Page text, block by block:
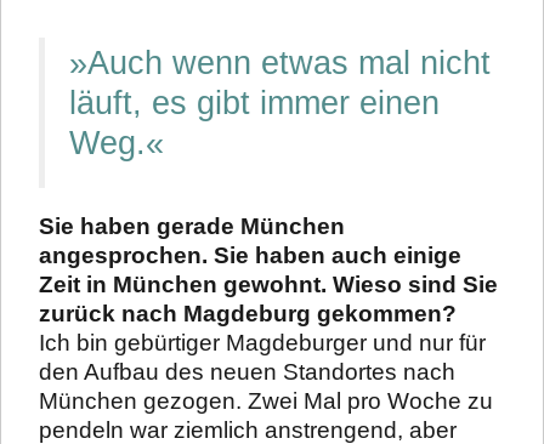
»Auch wenn etwas mal nicht
läuft, es gibt immer einen
Weg.«
Sie haben gerade München
angesprochen. Sie haben auch einige
Zeit in München gewohnt. Wieso sind Sie
zurück nach Magdeburg gekommen?
Ich bin gebürtiger Magdeburger und nur für
den Aufbau des neuen Standortes nach
München gezogen. Zwei Mal pro Woche zu
pendeln war ziemlich anstrengend, aber